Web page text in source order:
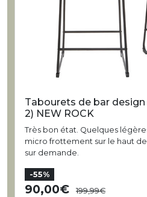
Tabourets de bar
2) NEW ROCK
Très bon état. Quelques
micro frottement sur le haut
sur demande.
-55%
90,00 199,99